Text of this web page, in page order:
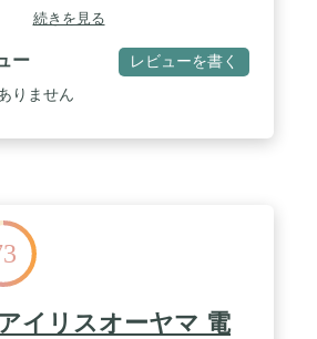
不要なUSB充電式タイプの電動ポ
代もかからずとってもエコ。手の
なので、アウトドアやプールなど
なアイテムです。 / 【豊富な充電
ルを使った充電ができるのでモバ
樹脂《吹出量》(約)250L/分《付属
類）、取扱説明書兼保証書、充電
収納ポーチ《入力電圧》
ー容量》4000mAh《充電時間》
充電時の使用可能時間めやす：28
で使用しないでください）《連続
続きを見る
ー レビューを書く
りません
アイリスオーヤマ 電